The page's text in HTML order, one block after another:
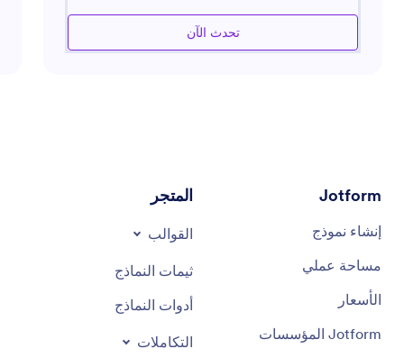
المساعد إلى تعزيز كفاءة سير العمل، مما يضمن أن يركز
المستخدمون على تقديم تدريب ذو تأثير. من خلال تقديم
تحدث الآن
Jotform
إنشاء نموذج
مساحة عملي
الأسعار
Jotform المؤسسات
المتجر
القوالب
ثيمات النماذج
أدوات النماذج
التكاملات